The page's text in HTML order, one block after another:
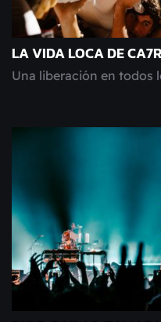
LA VIDA LOCA DE
Una liberación en todos